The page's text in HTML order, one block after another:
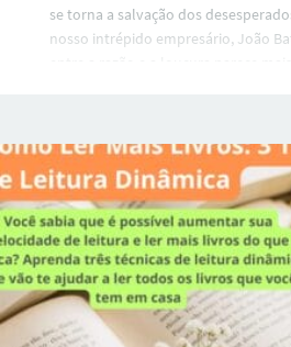
se torna a salvação dos
nosso intrépido empresário, João
entre a razão e a loucura parece
fictício), de um naufrágio financeiro.
Papagaio como Relações Públicas